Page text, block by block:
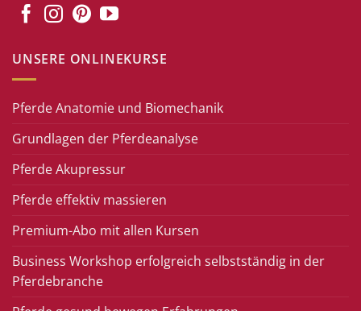
UNSERE ONLINEKURSE
Pferde Anatomie und Biomechanik
Grundlagen der Pferdeanalyse
Pferde Akupressur
Pferde effektiv massieren
Premium-Abo mit allen Kursen
Business Workshop erfolgreich selbstständig in der
Pferdebranche